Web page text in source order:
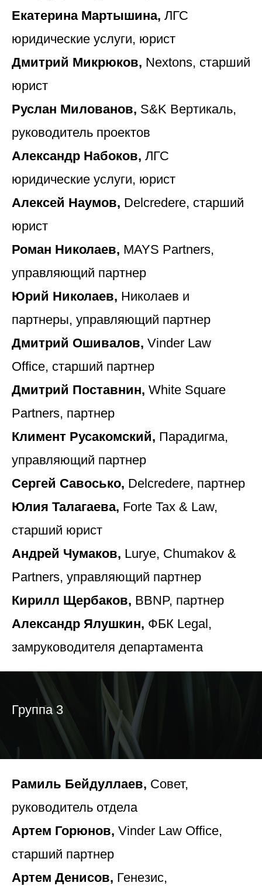
Екатерина Мартышина, ЛГС
юридические услуги, юрист
Дмитрий Микрюков, Nextons, старший
юрист
Руслан Милованов, S&K Вертикаль,
руководитель проектов
Александр Набоков, ЛГС
юридические услуги, юрист
Алексей Наумов, Delcredere, старший
юрист
Роман Николаев, MAYS Partners,
управляющий партнер
Юрий Николаев, Николаев и
партнеры, управляющий партнер
Дмитрий Ошивалов, Vinder Law
Office, старший партнер
Дмитрий Поставнин, White Square
Partners, партнер
Климент Русакомский, Парадигма,
управляющий партнер
Сергей Савосько, Delcredere, партнер
Юлия Талагаева, Forte Tax & Law,
старший юрист
Андрей Чумаков, Lurye, Chumakov &
Partners, управляющий партнер
Кирилл Щербаков, BBNP, партнер
Александр Ялушкин, ФБК Legal,
замруководителя департамента
Группа 3
Рамиль Бейдуллаев, Совет,
руководитель отдела
Артем Горюнов, Vinder Law Office,
старший партнер
Артем Денисов, Генезис,